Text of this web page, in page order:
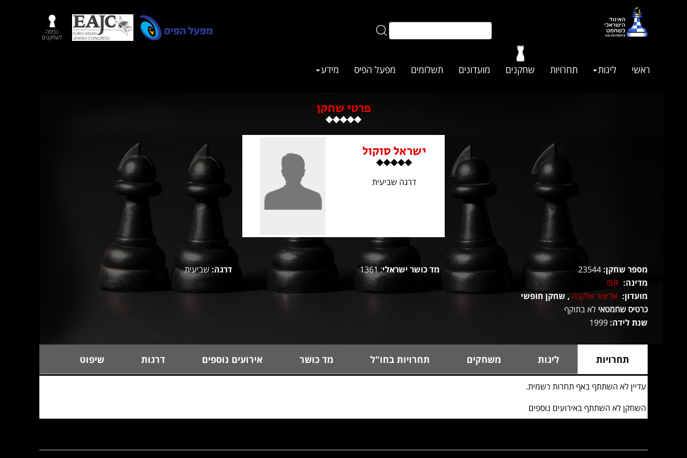
כניסה
לשחקנים
ראשי ליגות תחרויות שחקנים מועדונים תשלומים מפעל הפיס מידע
פרטי שחקן
ישראל סוקול
דרגה שביעית
מספר שחקן:
מדינה: ISR
מועדון: אליצור אלקנה , שחקן חופשי
כרטיס שחמטאי לא בתוקף
שנת לידה:
מד כושר ישראלי: 1361 דרגה: שביעית
תחרויות ליגות משחקים תחרויות בחו"ל מד כושר אירועים נוספים דרגות שיפוט
עדיין לא השתתף באף תחרות רשמית.
השחקן לא השתתף באירועים נוספים